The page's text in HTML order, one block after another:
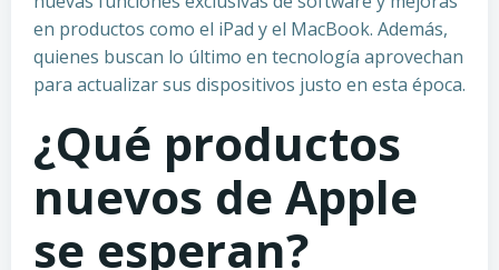
en productos como el iPad y el MacBook. Además,
quienes buscan lo último en tecnología aprovechan
para actualizar sus dispositivos justo en esta época.
¿Qué productos
nuevos de Apple
se esperan?